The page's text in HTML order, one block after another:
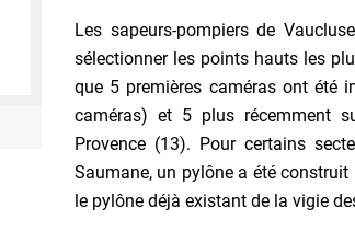
Les sapeurs-pompiers de
sélectionner les points hauts les
que 5 premières caméras ont été
caméras) et 5 plus récemment
Provence (13). Pour certains
Saumane, un pylône a été
le pylône déjà existant de la vigie